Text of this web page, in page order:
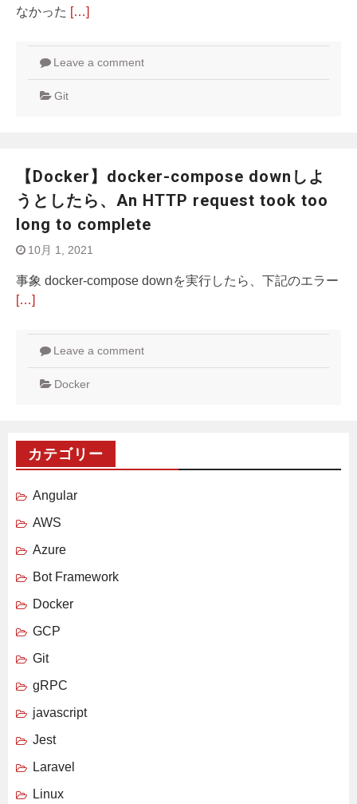
なかった […]
Leave a comment
Git
【Docker】docker-compose downしよ
うとしたら、An HTTP request took too
long to complete
10月 1, 2021
事象 docker-compose downを実行したら、下記のエラー
[…]
Leave a comment
Docker
カテゴリー
Angular
AWS
Azure
Bot Framework
Docker
GCP
Git
gRPC
javascript
Jest
Laravel
Linux